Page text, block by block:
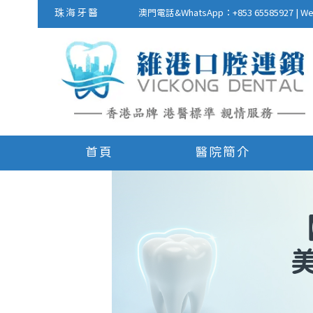
珠海牙醫 澳門電話&WhatsApp：+853 65585927 |
首頁 醫院簡介